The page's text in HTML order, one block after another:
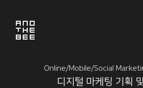
Online/Mobile/Social
디지털 마케팅 기획